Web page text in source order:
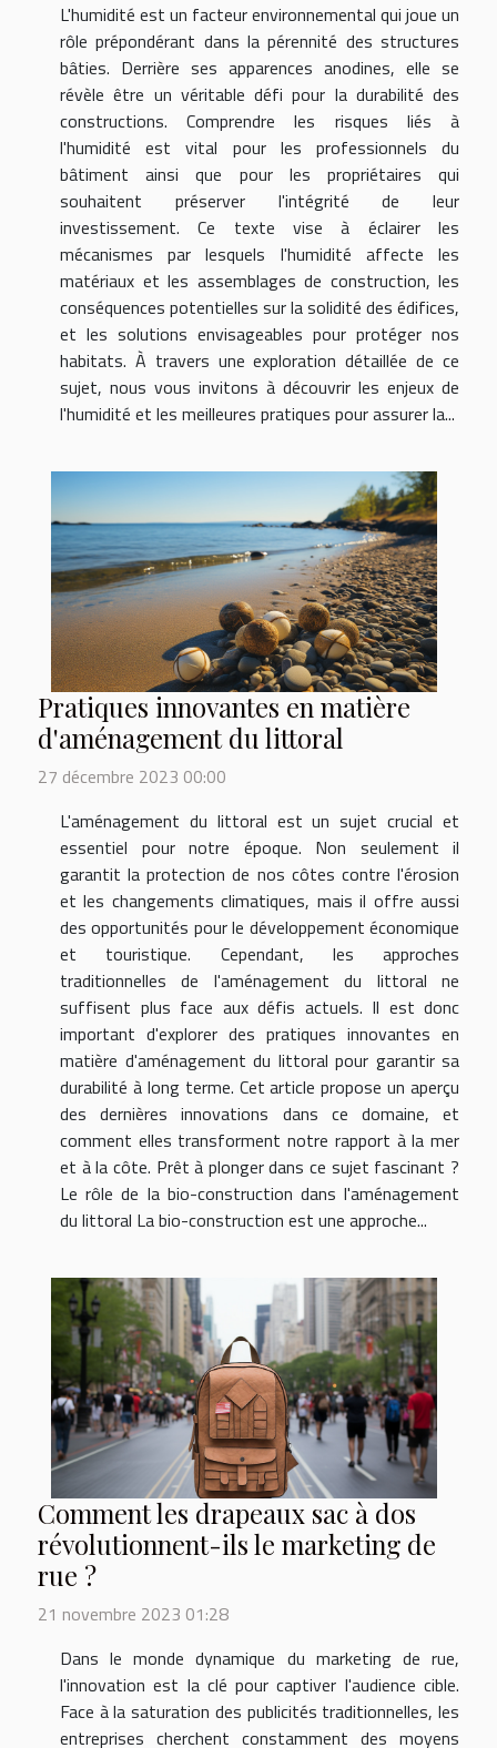
L'humidité est un facteur environnemental qui joue un
rôle prépondérant dans la pérennité des structures
bâties. Derrière ses apparences anodines, elle se
révèle être un véritable défi pour la durabilité des
constructions. Comprendre les risques liés à
l'humidité est vital pour les professionnels du
bâtiment ainsi que pour les propriétaires qui
souhaitent préserver l'intégrité de leur
investissement. Ce texte vise à éclairer les
mécanismes par lesquels l'humidité affecte les
matériaux et les assemblages de construction, les
conséquences potentielles sur la solidité des édifices,
et les solutions envisageables pour protéger nos
habitats. À travers une exploration détaillée de ce
sujet, nous vous invitons à découvrir les enjeux de
l'humidité et les meilleures pratiques pour assurer la...
Pratiques innovantes en matière
d'aménagement du littoral
27 décembre 2023 00:00
L'aménagement du littoral est un sujet crucial et
essentiel pour notre époque. Non seulement il
garantit la protection de nos côtes contre l'érosion
et les changements climatiques, mais il offre aussi
des opportunités pour le développement économique
et touristique. Cependant, les approches
traditionnelles de l'aménagement du littoral ne
suffisent plus face aux défis actuels. Il est donc
important d'explorer des pratiques innovantes en
matière d'aménagement du littoral pour garantir sa
durabilité à long terme. Cet article propose un aperçu
des dernières innovations dans ce domaine, et
comment elles transforment notre rapport à la mer
et à la côte. Prêt à plonger dans ce sujet fascinant ?
Le rôle de la bio-construction dans l'aménagement
du littoral La bio-construction est une approche...
Comment les drapeaux sac à dos
révolutionnent-ils le marketing de
rue ?
21 novembre 2023 01:28
Dans le monde dynamique du marketing de rue,
l'innovation est la clé pour captiver l'audience cible.
Face à la saturation des publicités traditionnelles, les
entreprises cherchent constamment des moyens